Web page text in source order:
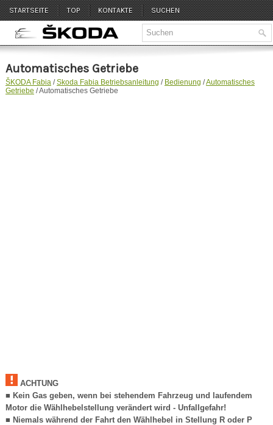
STARTSEITE TOP KONTAKTE SUCHEN
Automatisches Getriebe
ŠKODA Fabia/Skoda Fabia Betriebsanleitung / Bedienung /Automatisches
Getriebe / Automatisches Getriebe
ACHTUNG
■ Kein Gas geben, wenn bei stehendem Fahrzeug und laufendem
Motor die Wählhebelstellung verändert wird - Unfallgefahr!
■ Niemals während der Fahrt den Wählhebel in Stellung R oder P